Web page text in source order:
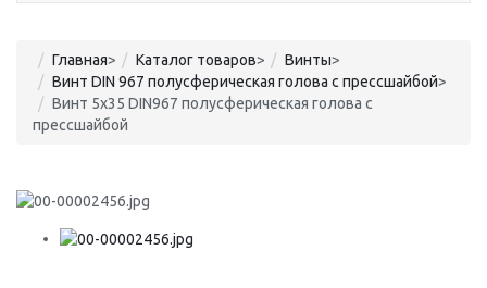
Главная> Каталог товаров> Винты>
Винт DIN 967 полусферическая голова с прессшайбой>
Винт 5x35 DIN967 полусферическая голова с
прессшайбой